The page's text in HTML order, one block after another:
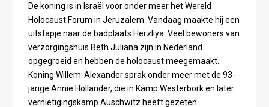
De koning is in Israël voor onder meer het Wereld
Holocaust Forum in Jeruzalem. Vandaag maakte hij een
uitstapje naar de badplaats Herzliya. Veel bewoners van
verzorgingshuis Beth Juliana zijn in Nederland
opgegroeid en hebben de holocaust meegemaakt.
Koning Willem-Alexander sprak onder meer met de 93-
jarige Annie Hollander, die in Kamp Westerbork en later
vernietigingskamp Auschwitz heeft gezeten.